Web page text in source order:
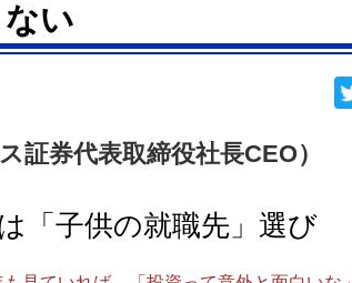
い
証券代表取締役社長CEO）
「子供の就職先」選び